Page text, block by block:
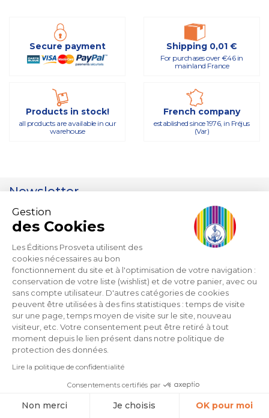
Gestion
des Cookies
Les Éditions Prosveta utilisent des
cookies nécessaires au bon
fonctionnement du site et à l'optimisation de votre navigation :
conservation de votre liste (wishlist) et de votre panier, avec ou
sans compte utilisateur. D'autres catégories de cookies
peuvent être utilisées à des fins statistiques : temps de visite
sur une page, temps moyen de visite sur le site, nouveau
visiteur, etc. Votre consentement peut être retiré à tout
moment depuis le lien présent dans notre politique de
protection des données.
Lire la politique de confidentialité
Consentements certifiés par
Non merci Je choisis OK pour moi
Secure payment Shipping 0,01 €
For purchases over €46 in
mainland France
Products in stock!
all products are available in our
warehouse
French company
established since 1976, in Fréjus
(Var)
Newsletter
Keep informed of new releases, special
offers and promotions
I accept the terms and conditions as well as the privacy policy.
Protection of personal data.
ZI du Capitou 1277 Avenue Lachenaud